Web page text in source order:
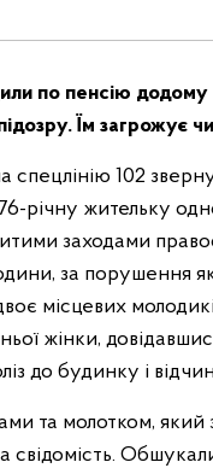
по пенсію додому
Їм загрожує
спецлінію 102
річну жительку
заходами
за порушення
двоє місцевих
жінки,
до будинку і
та молотком, який
свідомість.